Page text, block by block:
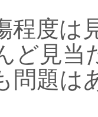
程度は
ど見当
問題は